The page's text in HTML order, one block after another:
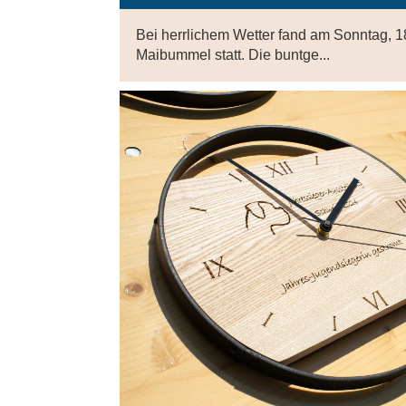
Bei herrlichem Wetter fand am Sonntag,
Maibummel statt. Die buntge...